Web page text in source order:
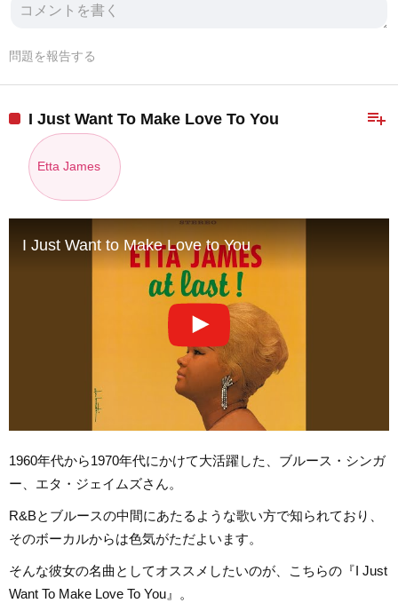
問題を報告する
playlist_add
I Just Want To Make Love To You
Etta James
I Just Want to Make Love to You
1960年代から1970年代にかけて大活躍した、ブルース・シンガ
ー、エタ・ジェイムズさん。
R&Bとブルースの中間にあたるような歌い方で知られており、
そのボーカルからは色気がただよいます。
そんな彼女の名曲としてオススメしたいのが、こちらの『I Just
Want To Make Love To You』。